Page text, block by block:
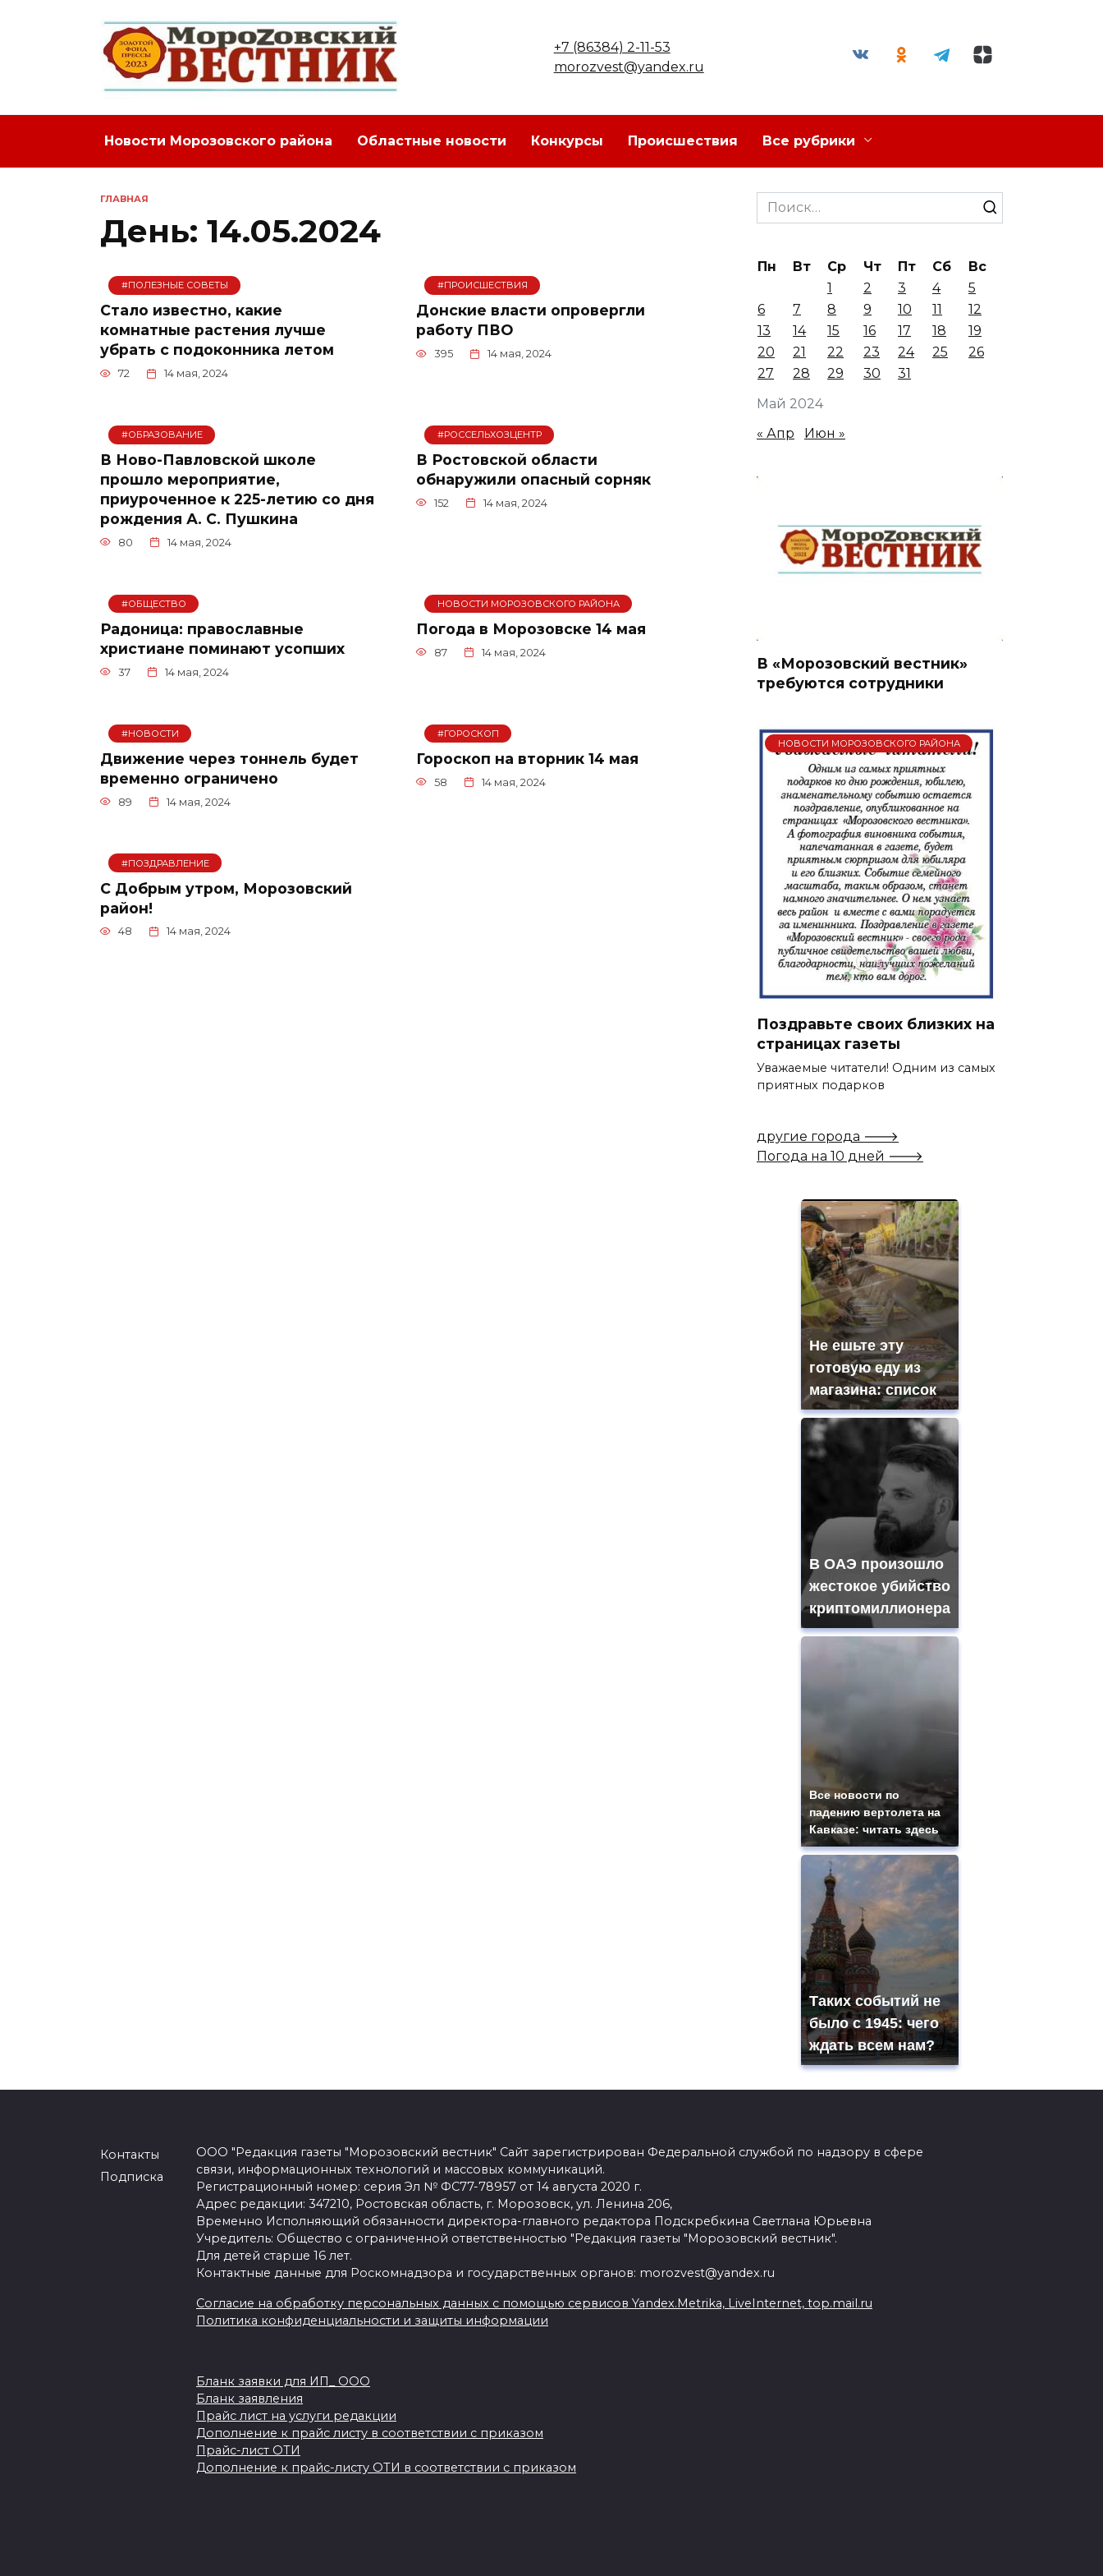
+7 (86384) 2-11-53
morozvest@yandex.ru
Новости Морозовского района Областные новости Конкурсы Происшествия Все рубрики
ГЛАВНАЯ
День: 14.05.2024
#ПОЛЕЗНЫЕ СОВЕТЫ
Стало известно, какие
комнатные растения лучше
убрать с подоконника летом
72 14 мая, 2024
#ПРОИСШЕСТВИЯ
Донские власти опровергли
работу ПВО
395 14 мая, 2024
#ОБРАЗОВАНИЕ
В Ново-Павловской школе
прошло мероприятие,
приуроченное к 225-летию со дня
рождения А. С. Пушкина
80 14 мая, 2024
#РОССЕЛЬХОЗЦЕНТР
В Ростовской области
обнаружили опасный сорняк
152 14 мая, 2024
#ОБЩЕСТВО
Радоница: православные
христиане поминают усопших
37 14 мая, 2024
НОВОСТИ МОРОЗОВСКОГО РАЙОНА
Погода в Морозовске 14 мая
87 14 мая, 2024
#НОВОСТИ
Движение через тоннель будет
временно ограничено
89 14 мая, 2024
#ГОРОСКОП
Гороскоп на вторник 14 мая
58 14 мая, 2024
#ПОЗДРАВЛЕНИЕ
С Добрым утром, Морозовский
район!
48 14 мая, 2024
Search
for:
Май 2024
Пн Вт Ср Чт Пт Сб
Вс
1
2 3 4
5
6
7 8 9 10 11
12
13
14 15 16 17 18
19
20
21 22 23 24 25
26
27
28 29 30 31
« Апр Июн »
В «Морозовский вестник»
требуются сотрудники
НОВОСТИ МОРОЗОВСКОГО РАЙОНА
Поздравьте своих близких на
страницах газеты
Уважаемые читатели! Одним из самых
приятных подарков
другие города 🡒
Погода на 10 дней 🡒
Не ешьте эту
готовую еду из
магазина: список
В ОАЭ произошло
жестокое убийство
криптомиллионера
Все новости по
падению вертолета на
Кавказе: читать здесь
Таких событий не
было с 1945: чего
ждать всем нам?
Контакты
Подписка
ООО "Редакция газеты "Морозовский вестник" Сайт зарегистрирован Федеральной службой по надзору в сфере
связи, информационных технологий и массовых коммуникаций.
Регистрационный номер: серия Эл № ФС77-78957 от 14 августа 2020 г.
Адрес редакции: 347210, Ростовская область, г. Морозовск, ул. Ленина 206,
Временно Исполняющий обязанности директора-главного редактора Подскребкина Светлана Юрьевна
Учредитель: Общество с ограниченной ответственностью "Редакция газеты "Морозовский вестник".
Для детей старше 16 лет.
Контактные данные для Роскомнадзора и государственных органов: morozvest@yandex.ru
Согласие на обработку персональных данных с помощью сервисов Yandex.Metrika, LiveInternet, top.mail.ru
Политика конфиденциальности и защиты информации
Бланк заявки для ИП_ ООО
Бланк заявления
Прайс лист на услуги редакции
Дополнение к прайс листу в соответствии с приказом
Прайс-лист ОТИ
Дополнение к прайс-листу ОТИ в соответствии с приказом